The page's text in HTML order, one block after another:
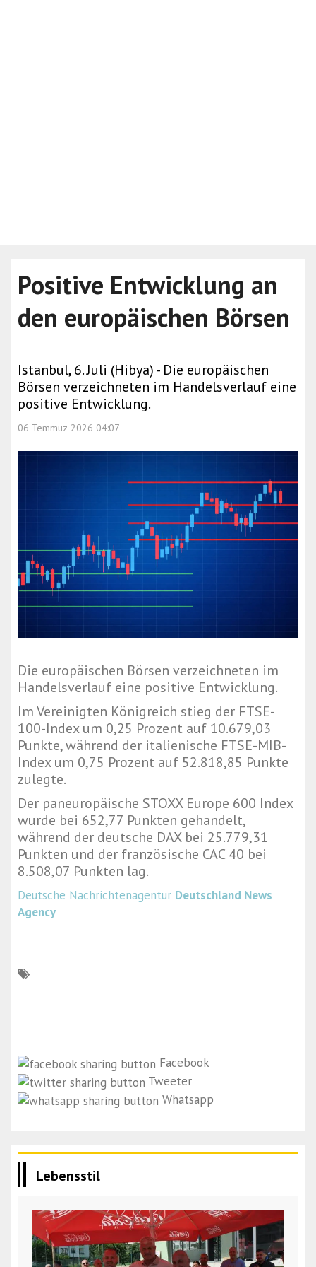
Positive Entwicklung an
den europäischen Börsen
Istanbul, 6. Juli (Hibya) - Die europäischen
Börsen verzeichneten im Handelsverlauf eine
positive Entwicklung.
06 Temmuz 2026 04:07
Die europäischen Börsen verzeichneten im
Handelsverlauf eine positive Entwicklung.
Im Vereinigten Königreich stieg der FTSE-
100-Index um 0,25 Prozent auf 10.679,03
Punkte, während der italienische FTSE-MIB-
Index um 0,75 Prozent auf 52.818,85 Punkte
zulegte.
Der paneuropäische STOXX Europe 600 Index
wurde bei 652,77 Punkten gehandelt,
während der deutsche DAX bei 25.779,31
Punkten und der französische CAC 40 bei
8.508,07 Punkten lag.
Deutsche Nachrichtenagentur Deutschland News
Agency
Facebook
Tweeter
Whatsapp
Lebensstil